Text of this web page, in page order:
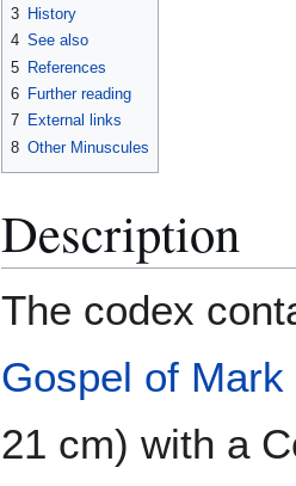
3 History
4 See also
5 References
6 Further reading
7 External links
8 Other Minuscules
Description
The codex
Gospel of Mark
21 cm) with a